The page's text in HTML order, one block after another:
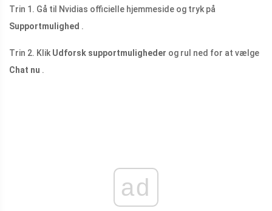
Trin 1. Gå til Nvidias officielle hjemmeside og tryk på
Supportmulighed .
Trin 2. Klik Udforsk supportmuligheder og rul ned for at vælge
Chat nu .
ad